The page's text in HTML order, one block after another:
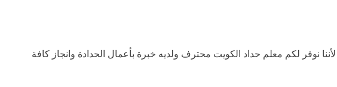
نوفر لكم معلم حداد الكويت محترف ولديه خبرة بأعمال الحدادة وانجاز كافة